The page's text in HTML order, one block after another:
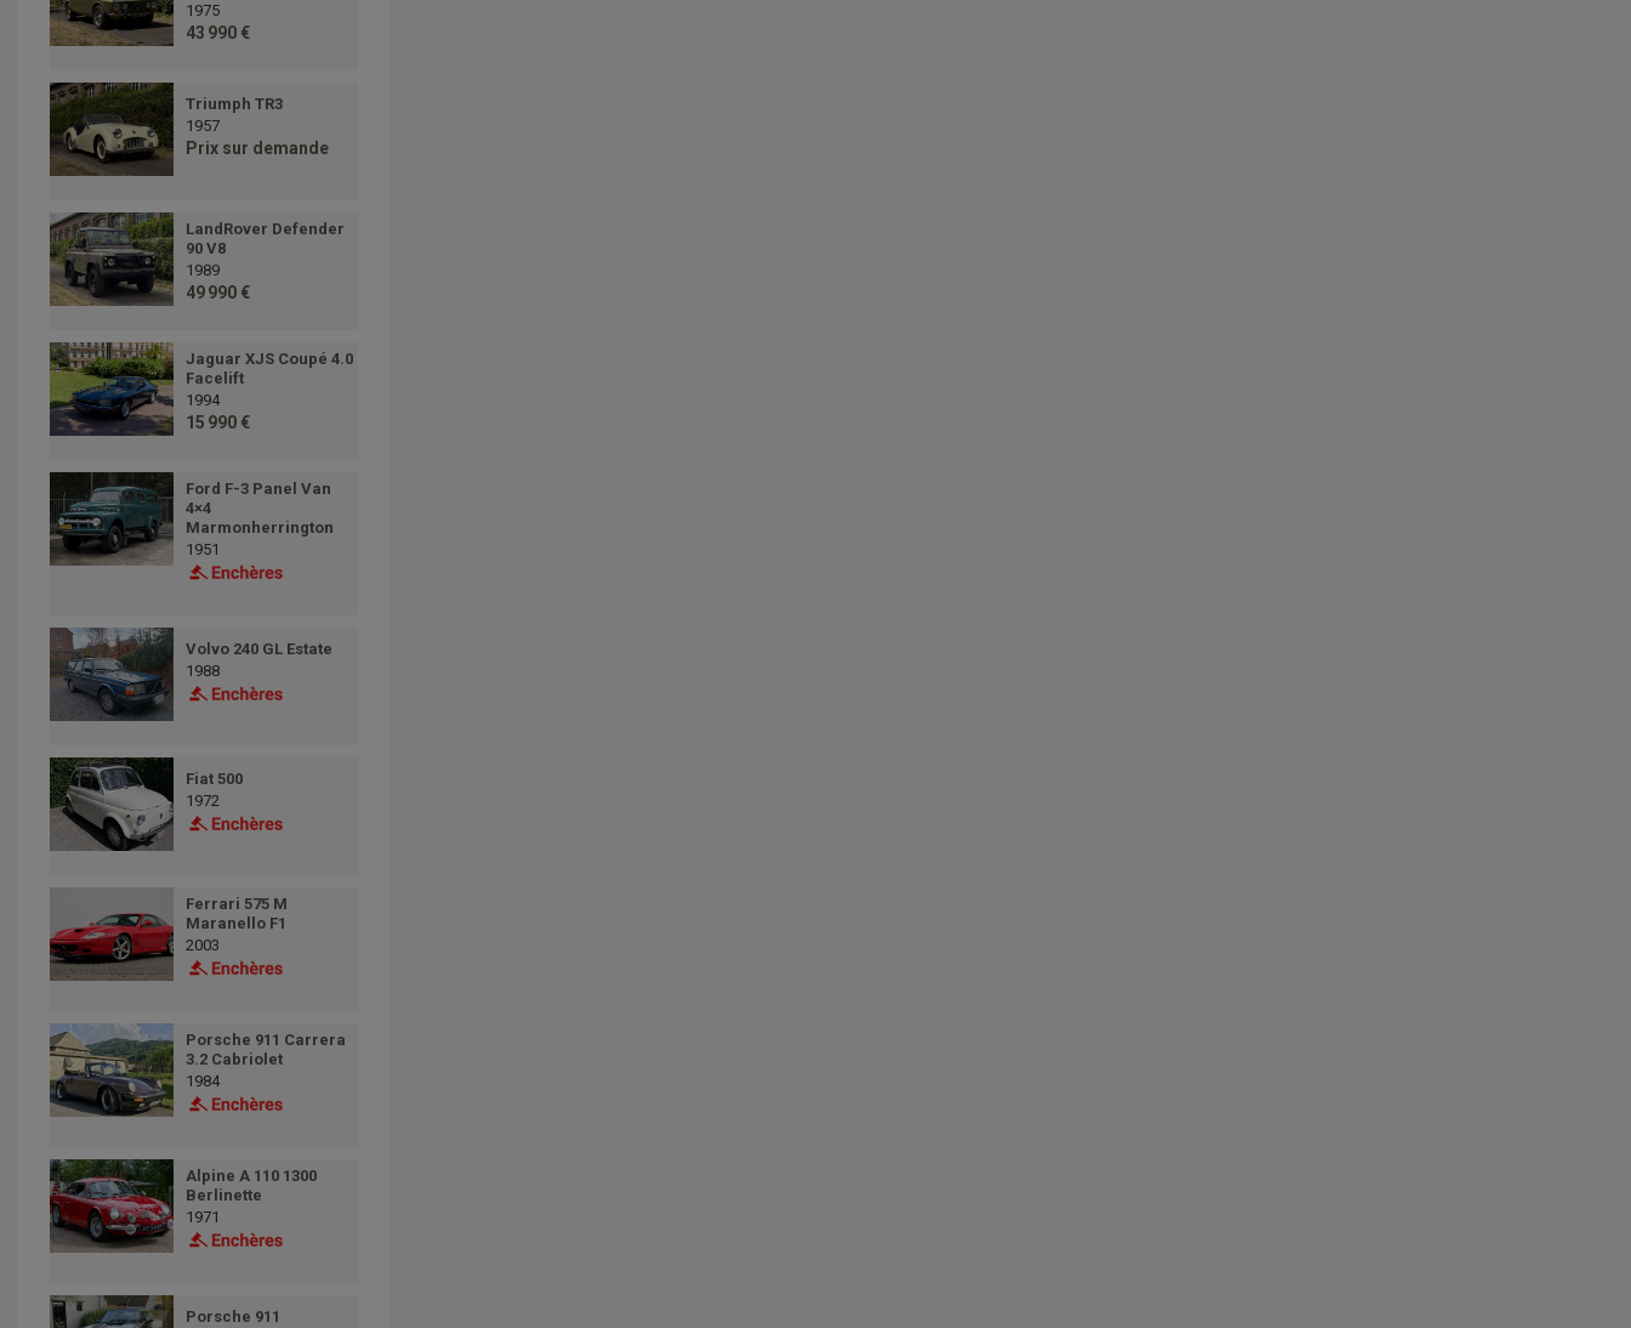
1975
43 990 €
Triumph TR3
1957
Prix sur demande
LandRover Defender
90 V8
1989
49 990 €
Jaguar XJS Coupé 4.0
Facelift
1994
15 990 €
Ford F-3 Panel Van
4×4
Marmonherrington
1951
Volvo 240 GL Estate
1988
Fiat 500
1972
Ferrari 575 M
Maranello F1
2003
Porsche 911 Carrera
3.2 Cabriolet
1984
Alpine A 110 1300
Berlinette
1971
Porsche 911